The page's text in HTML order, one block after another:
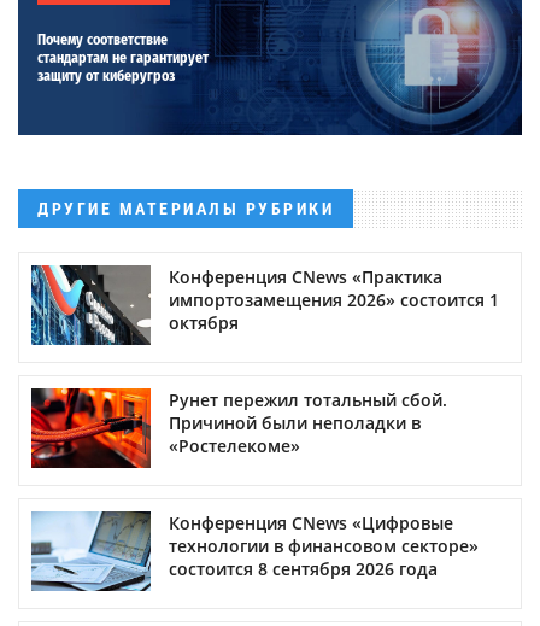
Почему соответствие
стандартам не гарантирует
защиту от киберугроз
ДРУГИЕ МАТЕРИАЛЫ РУБРИКИ
Конференция CNews «Практика
импортозамещения 2026» состоится 1
октября
Рунет пережил тотальный сбой.
Причиной были неполадки в
«Ростелекоме»
Конференция CNews «Цифровые
технологии в финансовом секторе»
состоится 8 сентября 2026 года